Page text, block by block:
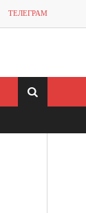
ТЕЛЕГРАМ